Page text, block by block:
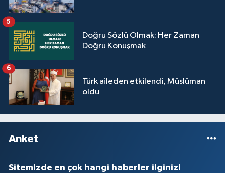
Doğru Sözlü Olmak: Her Zaman
Doğru Konuşmak
5
Türk aileden etkilendi, Müslüman
oldu
6
Anket
Sitemizde en çok hangi haberler ilginizi